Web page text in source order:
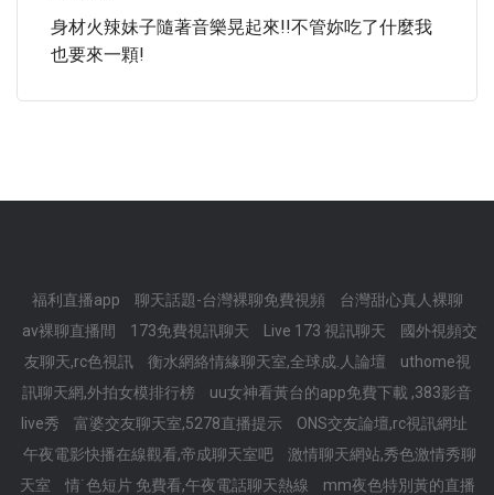
身材火辣妹子隨著音樂晃起來!!不管妳吃了什麼我
也要來一顆!
福利直播app 聊天話題-台灣裸聊免費視頻
台灣甜心真人裸聊
av裸聊直播間
173免費視訊聊天 Live 173 視訊聊天
國外視頻交
友聊天,rc色視訊
衡水網絡情緣聊天室,全球成.人論壇
uthome視
訊聊天網,外拍女模排行榜
uu女神看黃台的app免費下載 ,383影音
live秀
富婆交友聊天室,5278直播提示
ONS交友論壇,rc視訊網址
午夜電影快播在線觀看,帝成聊天室吧
激情聊天網站,秀色激情秀聊
天室
情˙色短片 免費看,午夜電話聊天熱線
mm夜色特別黃的直播